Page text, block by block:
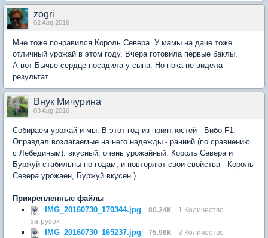
zogri
02 Aug 2016
Мне тоже понравился Король Севера. У мамы на даче тоже
отличный урожай в этом году. Вчера готовила первые баклы.
А вот Бычье сердце посадила у сына. Но пока не видела
результат.
Внук Мичурина
03 Aug 2016
Собираем урожай и мы. В этот год из приятностей - Бибо F1.
Оправдал возлагаемые на него надежды - ранний (по сравнению
с Лебединым). вкусный, очень урожайный. Король Севера и
Буржуй стабильны по годам, и повторяют свои свойства - Король
Севера урожаен, Буржуй вкусен )
Прикрепленные файлы
IMG_20160730_170344.jpg
80.24К
1 Количество
загрузок:
IMG_20160730_165237.jpg 75.96К
3 Количество